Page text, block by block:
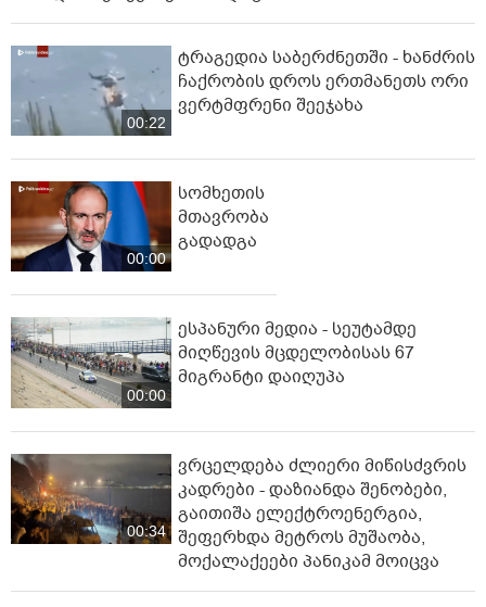
00:22
ტრაგედია საბერძნეთში - ხანძრის
ჩაქრობის დროს ერთმანეთს ორი
ვერტმფრენი შეეჯახა
00:00
სომხეთის
მთავრობა
გადადგა
00:00
ესპანური მედია - სეუტამდე
მიღწევის მცდელობისას 67
მიგრანტი დაიღუპა
00:34
ვრცელდება ძლიერი მიწისძვრის
კადრები - დაზიანდა შენობები,
გაითიშა ელექტროენერგია,
შეფერხდა მეტროს მუშაობა,
მოქალაქეები პანიკამ მოიცვა